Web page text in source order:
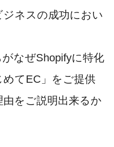
ネスの成功におい
なぜShopifyに特化
めてEC 」をご提供
をご説明出来るか